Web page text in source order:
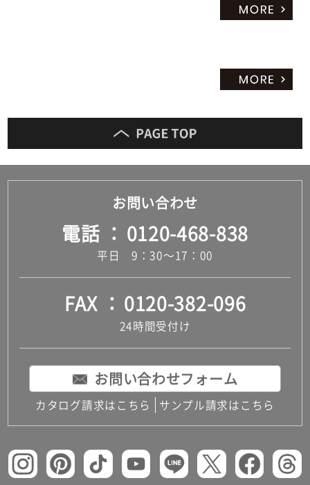
お問い合わせ
電話 0120-468-838
平日 9：30～17：00
FAX 0120-382-096
24時間受付け
お問い合わせフォーム
カタログ請求はこちら サンプル請求はこちら